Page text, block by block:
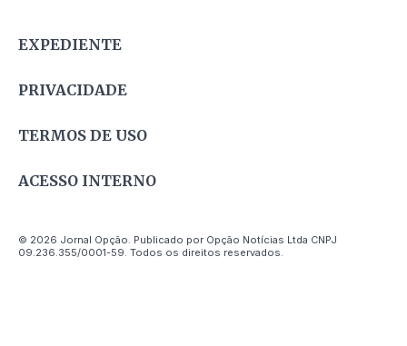
EXPEDIENTE
PRIVACIDADE
TERMOS DE USO
ACESSO INTERNO
© 2026 Jornal Opção. Publicado por Opção Notícias Ltda CNPJ
09.236.355/0001-59. Todos os direitos reservados.